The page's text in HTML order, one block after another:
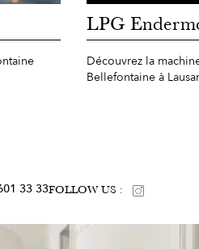
LPG
Découvrez la
Bellefontaine à
33 33FOLLOW US :